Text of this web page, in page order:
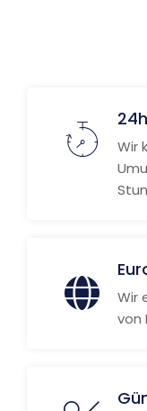
Wir
Wir
von